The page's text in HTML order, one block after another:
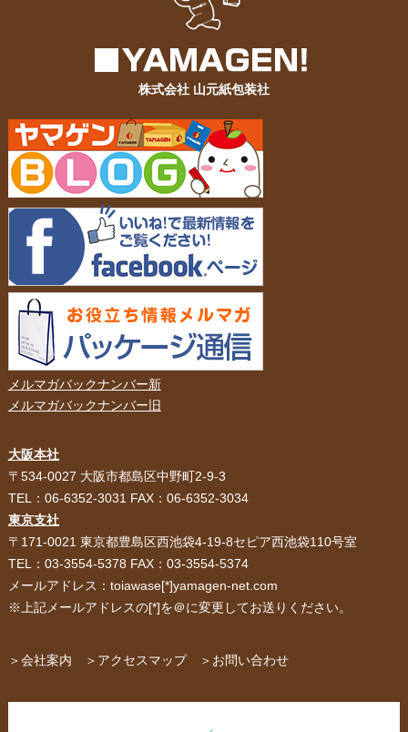
サービス紹介 お客様の声
紙袋・手提げ袋
パッケージ
株式会社 山元紙包装社
メルマガバックナンバー新
メルマガバックナンバー旧
大阪本社
〒534-0027 大阪市都島区中野町2-9-3
TEL：06-6352-3031 FAX：06-6352-3034
東京支社
〒171-0021 東京都豊島区西池袋4-19-8セピア西池袋110号室
TEL：03-3554-5378 FAX：03-3554-5374
メールアドレス：toiawase[*]yamagen-net.com
※上記メールアドレスの[*]を＠に変更してお送りください。
＞会社案内 ＞アクセスマップ ＞お問い合わせ